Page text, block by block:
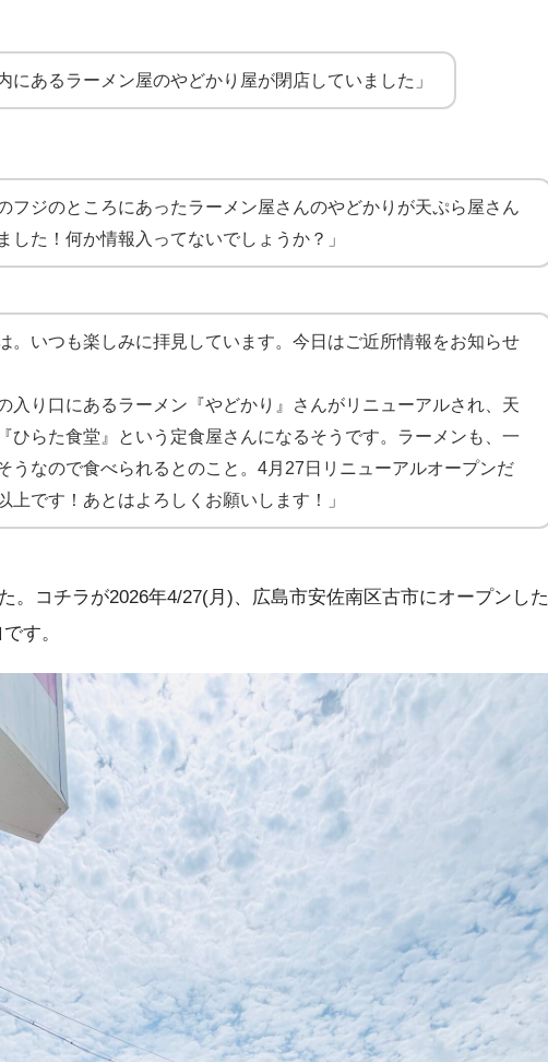
にあるラーメン屋のやどかり屋が閉店していました」
フジのところにあったラーメン屋さんのやどかりが天ぷら屋さん
した！何か情報入ってないでしょうか？」
。いつも楽しみに拝見しています。今日はご近所情報をお知らせ
入り口にあるラーメン『やどかり』さんがリニューアルされ、天
ひらた食堂』という定食屋さんになるそうです。ラーメンも、一
うなので食べられるとのこと。4月27日リニューアルオープンだ
上です！あとはよろしくお願いします！」
。コチラが2026年4/27(月)、広島市安佐南区古市にオープンした
す。